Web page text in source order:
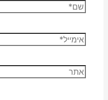
שם*
אימייל*
אתר